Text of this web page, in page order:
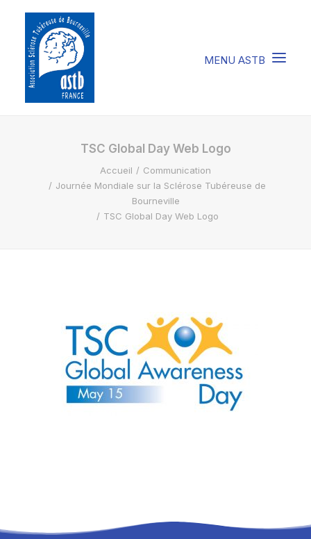
COMPRENDRE LA STB
SOIGNER LA STB
VIVRE AVEC LA STB
RECHERCHE
PANIER
TSC Global Day Web Logo
Accueil
Communication
Journée Mondiale sur la Sclérose Tubéreuse de
Bourneville
TSC Global Day Web Logo